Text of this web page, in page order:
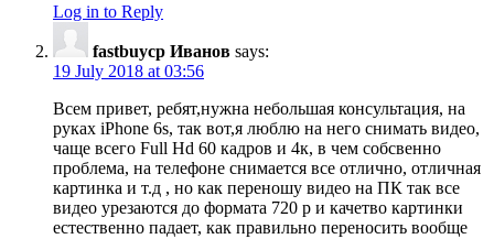
Log in to Reply
fastbuycp Иванов says:
19 July 2018 at 03:56
Всем привет, ребят,нужна небольшая консультация, на
руках iPhone 6s, так вот,я люблю на него снимать видео,
чаще всего Full Hd 60 кадров и 4к, в чем собсвенно
проблема, на телефоне снимается все отлично, отличная
картинка и т.д , но как переношу видео на ПК так все
видео урезаются до формата 720 p и качетво картинки
естественно падает, как правильно переносить вообще